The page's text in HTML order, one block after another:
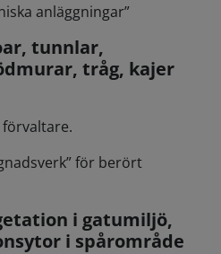
anläggningar”
tunnlar,
tråg, kajer
för berört
i gatumiljö,
i spårområde